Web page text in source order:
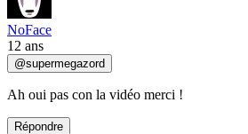
NoFace
12 ans
@supermegazord
Ah oui pas con la vidéo merci !
Répondre